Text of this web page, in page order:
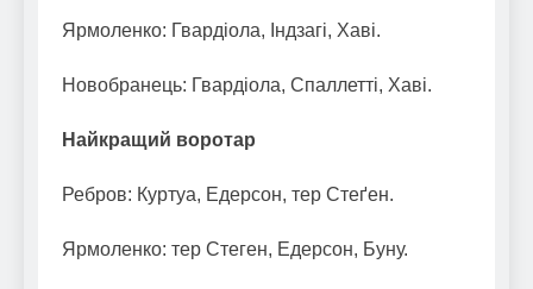
Ярмоленко: Гвардіола, Індзагі, Хаві.
Новобранець: Гвардіола, Спаллетті, Хаві.
Найкращий воротар
Ребров: Куртуа, Едерсон, тер Стеґен.
Ярмоленко: тер Стеген, Едерсон, Буну.